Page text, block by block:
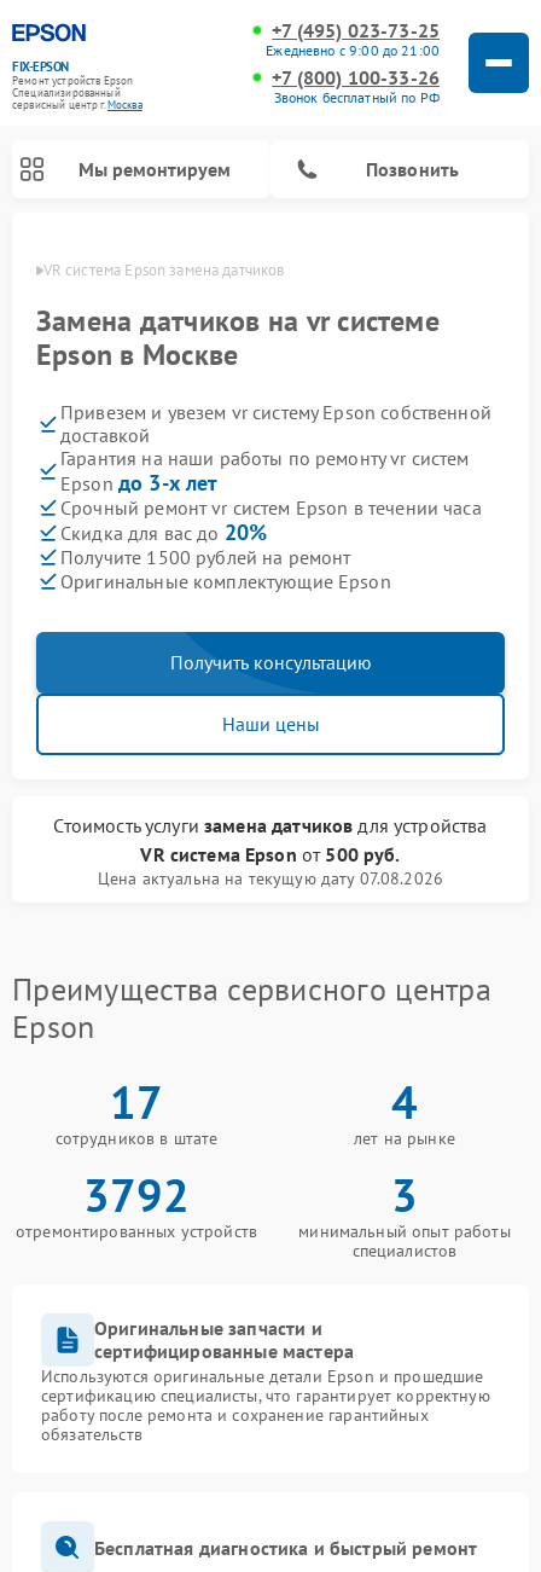
FIX-EPSON
Ремонт устройств Epson
Специализированный
cервисный центр г.Москва
+7 (495) 023-73-25
Ежедневно с 9:00 до 21:00
+7 (800) 100-33-26
Звонок бесплатный по РФ
Мы ремонтируем Позвонить
VR система Epson замена датчиков
Замена датчиков на vr системе
Epson в Москве
Привезем и увезем vr систему Epson собственной
доставкой
Гарантия на наши работы по ремонту vr систем
Epson до 3-х лет
Срочный ремонт vr систем Epson в течении часа
Скидка для вас до 20%
Получите 1500 рублей на ремонт
Оригинальные комплектующие Epson
Получить консультацию
Наши цены
Стоимость услугизамена датчиков для устройства
VR система Epson от 500 руб.
Цена актуальна на текущую дату 07.08.2026
Преимущества сервисного центра
Epson
17
сотрудников в штате
4
лет на рынке
3792
отремонтированных устройств
3
минимальный опыт работы
специалистов
Оригинальные запчасти и
сертифицированные мастера
Используются оригинальные детали Epson и прошедшие
сертификацию специалисты, что гарантирует корректную
работу после ремонта и сохранение гарантийных
обязательств
Бесплатная диагностика и быстрый ремонт